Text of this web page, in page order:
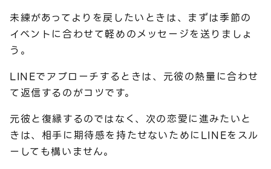
未練があってよりを戻したいときは、まずは季節の
イベントに合わせて軽めのメッセージを送りましょ
う。
LINEでアプローチするときは、元彼の熱量に合わせ
て返信するのがコツです。
元彼と復縁するのではなく、次の恋愛に進みたいと
きは、相手に期待感を持たせないためにLINEをスル
ーしても構いません。